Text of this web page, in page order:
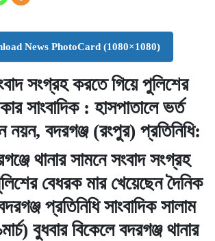
News PhotoCard (1080×1080)
সংগ্রহ করতে গিয়ে পুলিশের
সাংবাদিক : হাসপাতালে ভর্ত
বদরগঞ্জ (রংপুর) প্রতিনিধি:
থানার সামনে সংবাদ সংগ্রহ
বেধরক মার খেয়েছেন দৈনিক
প্রতিনিধি সাংবাদিক সালাম
বুধবার বিকেলে বদরগঞ্জ থানার